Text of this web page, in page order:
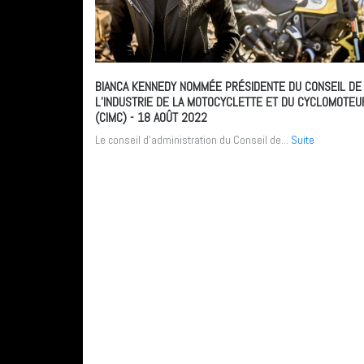
BIANCA KENNEDY NOMMÉE PRÉSIDENTE DU CONSEIL DE
L’INDUSTRIE DE LA MOTOCYCLETTE ET DU
(CIMC)- 18 AOÛT 2022
Le conseil d'administration du Conseil de... Suite